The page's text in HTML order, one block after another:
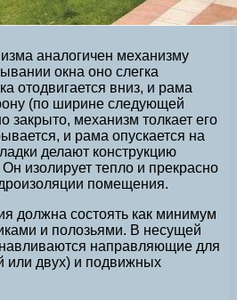
аналогичен механизму
окна оно слегка
отодвигается вниз, и рама
(по ширине следующей
закрыто, механизм толкает его
и рама опускается на
делают конструкцию
изолирует тепло и прекрасно
помещения.
должна состоять как минимум
и полозьями. В несущей
направляющие для
или двух) и подвижных